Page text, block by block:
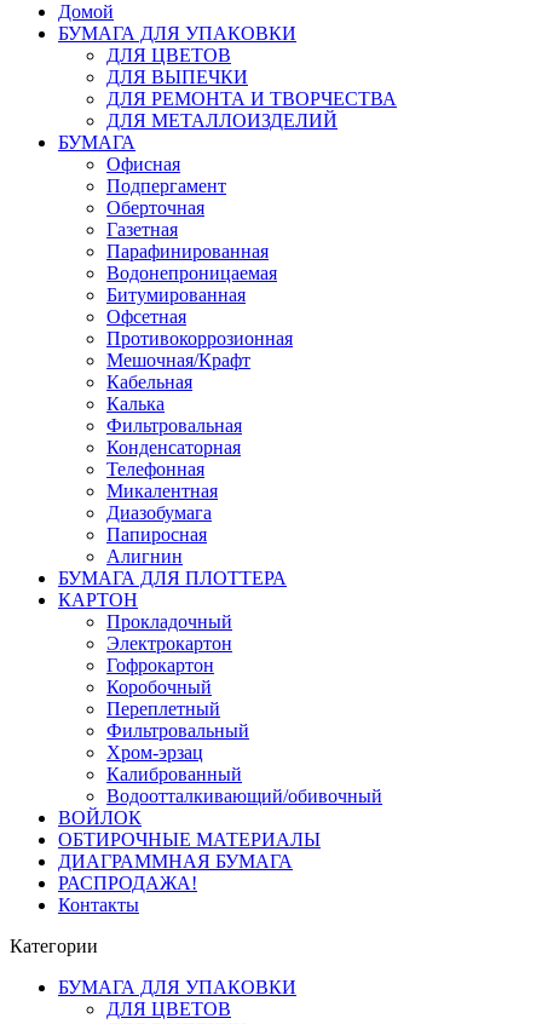
Домой
БУМАГА ДЛЯ УПАКОВКИ
ДЛЯ ЦВЕТОВ
ДЛЯ ВЫПЕЧКИ
ДЛЯ РЕМОНТА И ТВОРЧЕСТВА
ДЛЯ МЕТАЛЛОИЗДЕЛИЙ
БУМАГА
Офисная
Подпергамент
Оберточная
Газетная
Парафинированная
Водонепроницаемая
Битумированная
Офсетная
Противокоррозионная
Мешочная/Крафт
Кабельная
Калька
Фильтровальная
Конденсаторная
Телефонная
Микалентная
Диазобумага
Папиросная
Алигнин
БУМАГА ДЛЯ ПЛОТТЕРА
КАРТОН
Прокладочный
Электрокартон
Гофрокартон
Коробочный
Переплетный
Фильтровальный
Хром-эрзац
Калиброванный
Водоотталкивающий/обивочный
ВОЙЛОК
ОБТИРОЧНЫЕ МАТЕРИАЛЫ
ДИАГРАММНАЯ БУМАГА
РАСПРОДАЖА!
Контакты
Категории
БУМАГА ДЛЯ УПАКОВКИ
ДЛЯ ЦВЕТОВ